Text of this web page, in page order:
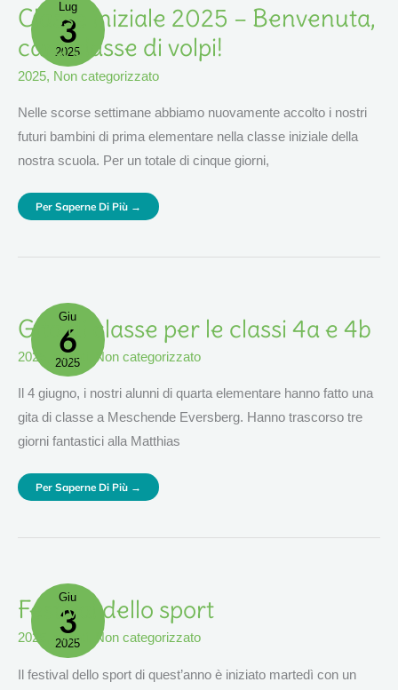
Lug
3
2025
Classe iniziale 2025 – Benvenuta,
cara classe di volpi!
2025, Non categorizzato
Nelle scorse settimane abbiamo nuovamente accolto i nostri
futuri bambini di prima elementare nella classe iniziale della
nostra scuola. Per un totale di cinque giorni,
Classe
Iniziale
Benvenuta,
Cara
Classe
Di
Volpi!
Per Saperne Di Più →
Giu
6
2025
Gita di classe per le classi 4a e 4b
2025 eventi Non categorizzato
Il 4 giugno, i nostri alunni di quarta elementare hanno fatto una
gita di classe a Meschende Eversberg. Hanno trascorso tre
giorni fantastici alla Matthias
Gita
Di
Classe
Le
Classi
4b
Per Saperne Di Più →
Giu
3
2025
Festival dello sport
2025 eventi Non categorizzato
Il festival dello sport di quest’anno è iniziato martedì con un
Festival
Dello
Sport